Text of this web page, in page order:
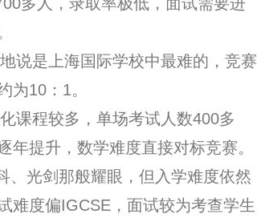
说是上海国际学校中最难的，竞赛
为10：1。
课程较多，单场考试人数400多
提升，数学难度直接对标竞赛。
光剑那般耀眼，但入学难度依然
难度偏IGCSE，面试较为考查学生